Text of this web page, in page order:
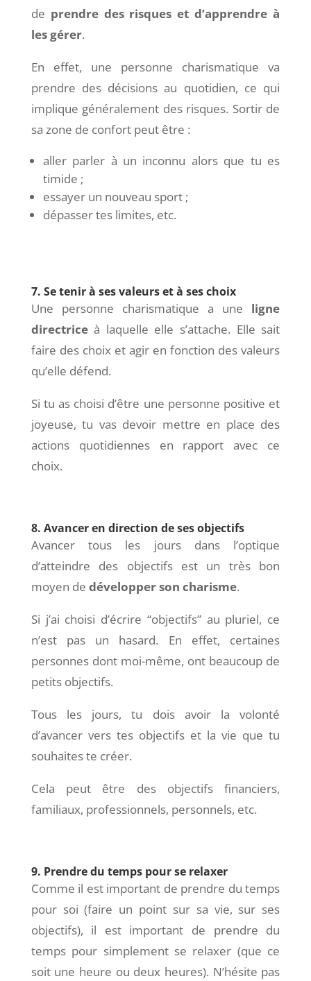
de prendre des risques et d’apprendre à
les gérer.
En effet, une personne charismatique va
prendre des décisions au quotidien, ce qui
implique généralement des risques. Sortir de
sa zone de confort peut être :
aller parler à un inconnu alors que tu es
timide ;
essayer un nouveau sport ;
dépasser tes limites, etc.
7. Se tenir à ses valeurs et à ses choix
Une personne charismatique a une ligne
directriceà laquelle elle s’attache. Elle sait
faire des choix et agir en fonction des valeurs
qu’elle défend.
Si tu as choisi d’être une personne positive et
joyeuse, tu vas devoir mettre en place des
actions quotidiennes en rapport avec ce
choix.
8. Avancer en direction de ses objectifs
Avancer tous les jours dans l’optique
d’atteindre des objectifs est un très bon
moyen de développer son charisme.
Si j’ai choisi d’écrire “objectifs” au pluriel, ce
n’est pas un hasard. En effet, certaines
personnes dont moi-même, ont beaucoup de
petits objectifs.
Tous les jours, tu dois avoir la volonté
d’avancer vers tes objectifs et la vie que tu
souhaites te créer.
Cela peut être des objectifs financiers,
familiaux, professionnels, personnels, etc.
9. Prendre du temps pour se relaxer
Comme il est important de prendre du temps
pour soi (faire un point sur sa vie, sur ses
objectifs), il est important de prendre du
temps pour simplement se relaxer (que ce
soit une heure ou deux heures). N’hésite pas